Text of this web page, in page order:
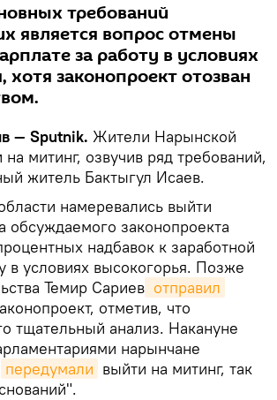
требований
является вопрос отмены
за работу в условиях
хотя законопроект отозван
— Sputnik. Жители Нарынской
митинг, озвучив ряд требований,
житель Бактыгул Исаев.
намеревались выйти
обсуждаемого законопроекта
надбавок к заработной
в условиях высокогорья. Позже
Темир Сариев отправил
отметив, что
тщательный анализ. Накануне
нарынчане
передумали выйти на митинг, так